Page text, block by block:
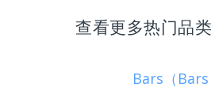
查看更多热门品
Bars（Bars